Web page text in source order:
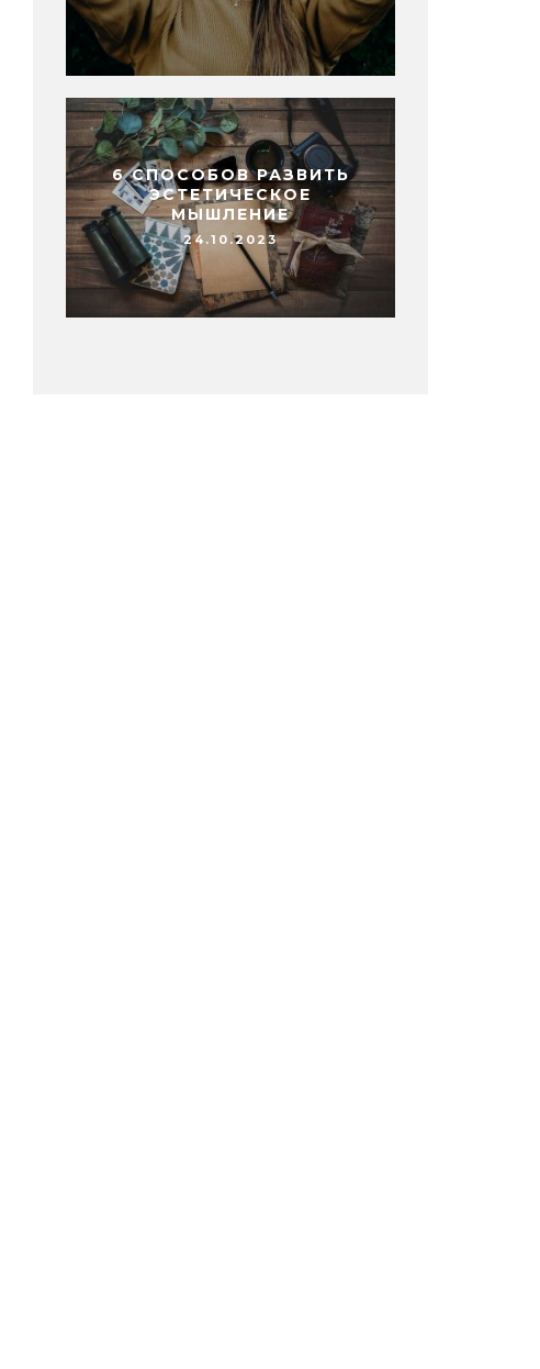
6 СПОСОБОВ РАЗВИТЬ
ЭСТЕТИЧЕСКОЕ
МЫШЛЕНИЕ
24.10.2023